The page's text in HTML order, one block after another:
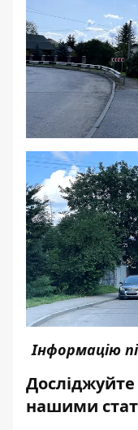
Інформацію
Досліджуйте
нашими